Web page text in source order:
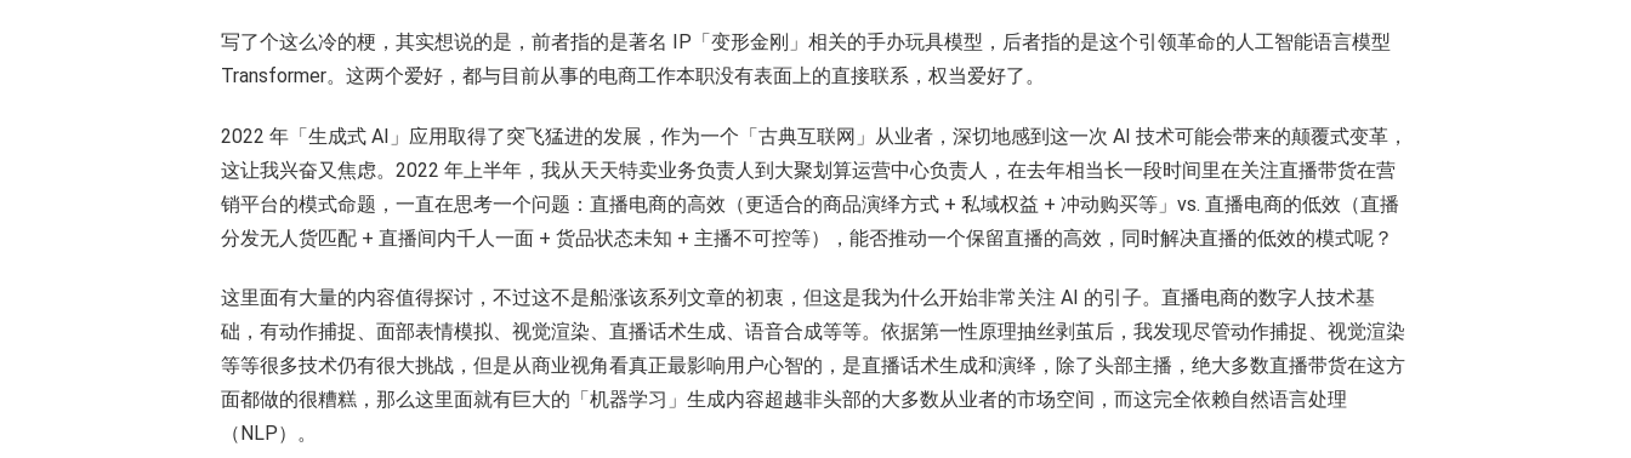
写了个这么冷的梗，其实想说的是，前者指的是著名 IP「变形金刚」相关的手办玩具模型，后者指的是这个引领革命的人工智能语言模型
Transformer。这两个爱好，都与目前从事的电商工作本职没有表面上的直接联系，权当爱好了。
2022 年「生成式 AI」应用取得了突飞猛进的发展，作为一个「古典互联网」从业者，深切地感到这一次 AI 技术可能会带来的颠覆式变革，
这让我兴奋又焦虑。2022 年上半年，我从天天特卖业务负责人到大聚划算运营中心负责人，在去年相当长一段时间里在关注直播带货在营
销平台的模式命题，一直在思考一个问题：直播电商的高效（更适合的商品演绎方式 + 私域权益 + 冲动购买等」vs. 直播电商的低效（直播
分发无人货匹配 + 直播间内千人一面 + 货品状态未知 + 主播不可控等），能否推动一个保留直播的高效，同时解决直播的低效的模式呢？
这里面有大量的内容值得探讨，不过这不是船涨该系列文章的初衷，但这是我为什么开始非常关注 AI 的引子。直播电商的数字人技术基
础，有动作捕捉、面部表情模拟、视觉渲染、直播话术生成、语音合成等等。依据第一性原理抽丝剥茧后，我发现尽管动作捕捉、视觉渲染
等等很多技术仍有很大挑战，但是从商业视角看真正最影响用户心智的，是直播话术生成和演绎，除了头部主播，绝大多数直播带货在这方
面都做的很糟糕，那么这里面就有巨大的「机器学习」生成内容超越非头部的大多数从业者的市场空间，而这完全依赖自然语言处理
（NLP）。